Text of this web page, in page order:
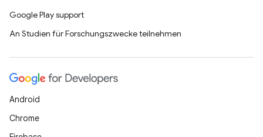
Google Play support
An Studien für Forschungszwecke teilnehmen
Android
Chrome